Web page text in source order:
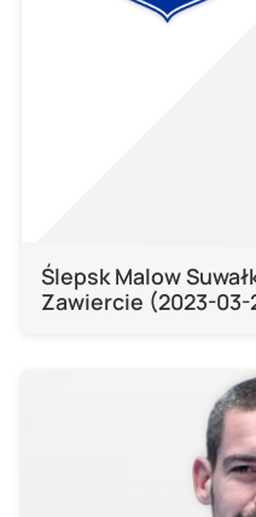
Ślepsk Malow
Zawiercie (2023-03-